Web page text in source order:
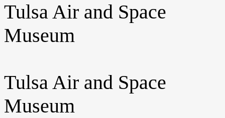
Tulsa Air and Space
Museum
Tulsa Air and Space
Museum